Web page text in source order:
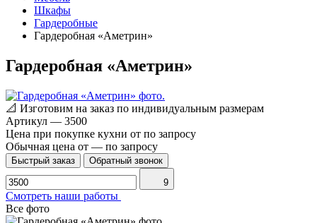
Шкафы
Гардеробные
Гардеробная «Аметрин»
Гардеробная «Аметрин»
📐 Изготовим на заказ по индивидуальным размерам
Артикул — 3500
Цена при покупке кухни от по запросу
Обычная цена от — по запросу
Быстрый заказ Обратный звонок
9
Смотреть наши работы
Все фото